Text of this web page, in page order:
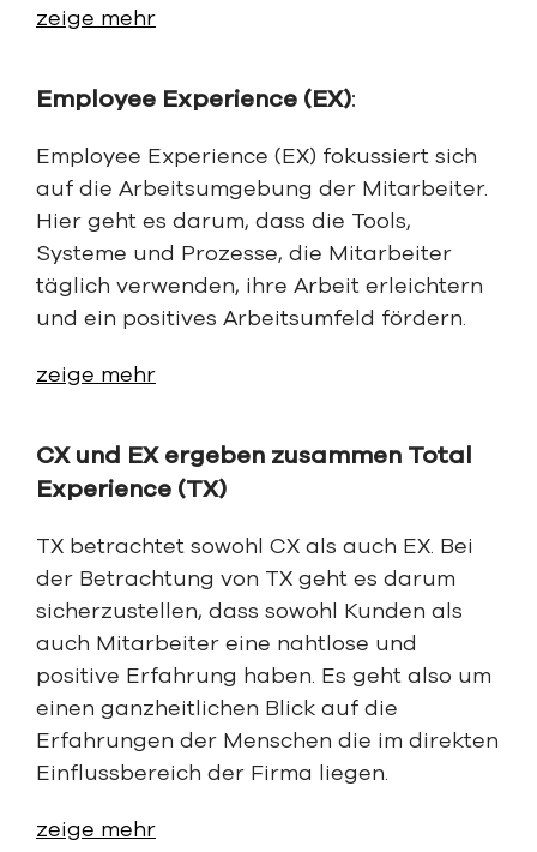
zeige mehr
Employee Experience (EX):
Employee Experience (EX) fokussiert sich
auf die Arbeitsumgebung der Mitarbeiter.
Hier geht es darum, dass die Tools,
Systeme und Prozesse, die Mitarbeiter
täglich verwenden, ihre Arbeit erleichtern
und ein positives Arbeitsumfeld fördern.
zeige mehr
CX und EX ergeben zusammen Total
Experience (TX)
TX betrachtet sowohl CX als auch EX. Bei
der Betrachtung von TX geht es darum
sicherzustellen, dass sowohl Kunden als
auch Mitarbeiter eine nahtlose und
positive Erfahrung haben. Es geht also um
einen ganzheitlichen Blick auf die
Erfahrungen der Menschen die im direkten
Einflussbereich der Firma liegen.
zeige mehr